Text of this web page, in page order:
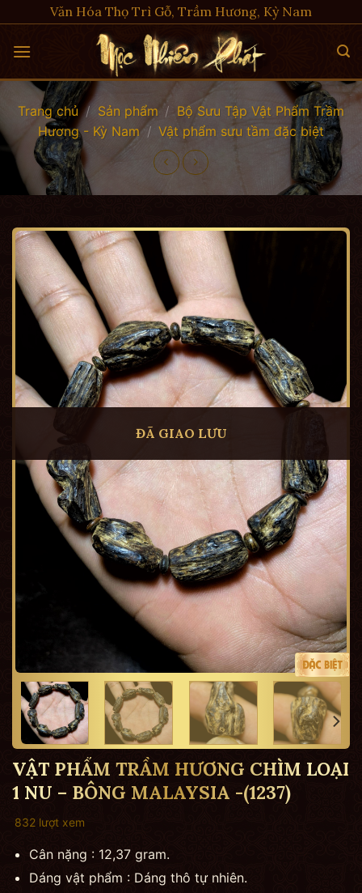
to
content
Văn Hóa Thọ Trì Gỗ, Trầm Hương, Kỳ Nam
Trang chủ / Sản phẩm / Bộ Sưu Tập Vật Phẩm Trầm
Hương - Kỳ Nam / Vật phẩm sưu tầm đặc biệt
ĐÃ GIAO LƯU
VẬT PHẨM TRẦM HƯƠNG CHÌM LOẠI
1 NU – BÔNG MALAYSIA -(1237)
832 lượt xem
Cân nặng : 12,37 gram.
Dáng vật phẩm : Dáng thô tự nhiên.